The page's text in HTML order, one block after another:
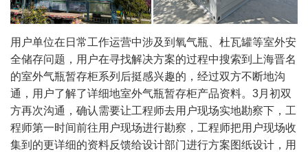
用户单位在日常工作运营中涉及到氧气瓶、杜瓦罐等室外安
全储存问题，用户在寻找解决方案的过程中搜索到上海晋名
的室外气瓶暂存柜系列后挺感兴趣的，经过双方不断地沟
通，用户了解了详细地室外气瓶暂存柜产品资料。3月初双
方再次沟通，确认需要让工程师去用户现场实地勘察下，工
程师第一时间前往用户现场进行勘察，工程师把用户现场收
集到的更详细的资料反馈给设计部门进行方案图纸设计，用